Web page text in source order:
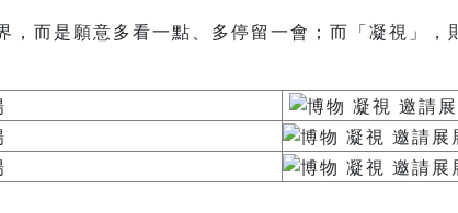
，而是願意多看一點、多停留一會；而「凝視」